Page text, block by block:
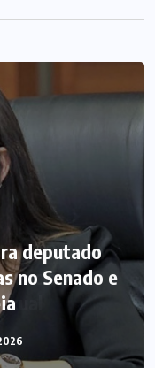
deputado
no Senado e